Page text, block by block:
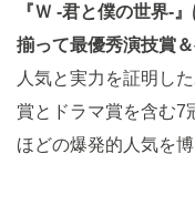
『Ｗ -君と僕の世界-』
揃って最優秀演技賞
人気と実力を証明し
賞とドラマ賞を含む7
ほどの爆発的人気を博